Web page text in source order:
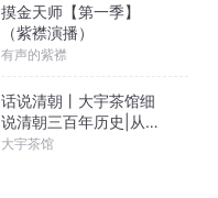
摸金天师【第一季】
（紫襟演播）
有声的紫襟
话说清朝丨大宇茶馆细
说清朝三百年历史|从努
尔哈赤到末代皇帝溥仪|
大宇茶馆